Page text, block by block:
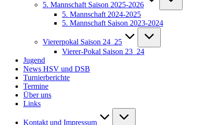
5. Mannschaft Saison 2025-2026
5. Mannschaft 2024-2025
5. Mannschaft Saison 2023-2024
Viererpokal Saison 24_25
Vierer-Pokal Saison 23_24
Jugend
News HSV und DSB
Turnierberichte
Termine
Über uns
Links
Kontakt und Impressum